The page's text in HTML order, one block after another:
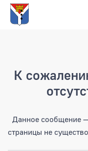
К
Данное сообщение
страницы не